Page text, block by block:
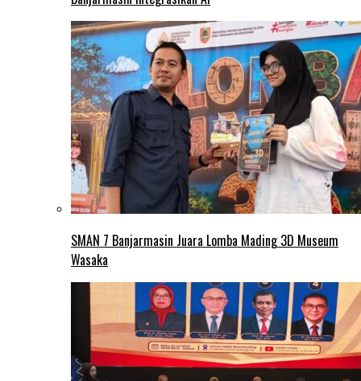
SMAN 7 Banjarmasin Juara Lomba Mading 3D Museum
Wasaka